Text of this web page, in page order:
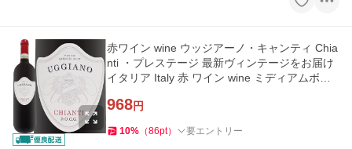
赤ワイン wine ウッジアーノ・キャンティ Chia
nti ・プレステージ 最新ヴィンテージをお届け
イタリア Italy 赤 ワイン wine ミディアムボデ
968円
10% （86pt） 要エントリー